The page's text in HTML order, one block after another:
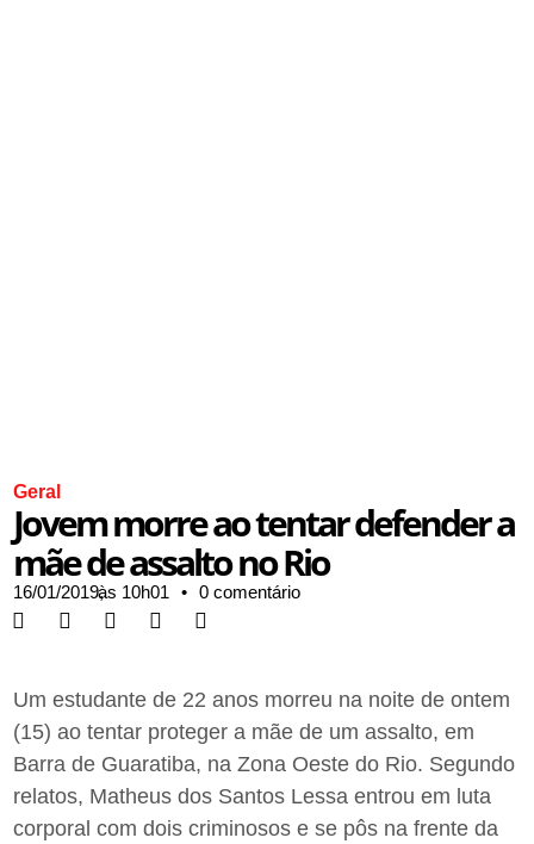
Geral
Jovem morre ao tentar defender a
mãe de assalto no Rio
16/01/2019,às 10h01 • 0 comentário
Um estudante de 22 anos morreu na noite de ontem
(15) ao tentar proteger a mãe de um assalto, em
Barra de Guaratiba, na Zona Oeste do Rio. Segundo
relatos, Matheus dos Santos Lessa entrou em luta
corporal com dois criminosos e se pôs na frente da